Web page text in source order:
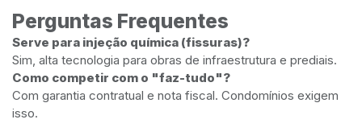
Perguntas Frequentes
Serve para injeção química (fissuras)?
Sim, alta tecnologia para obras de infraestrutura e prediais.
Como competir com o "faz-tudo"?
Com garantia contratual e nota fiscal. Condomínios exigem
isso.